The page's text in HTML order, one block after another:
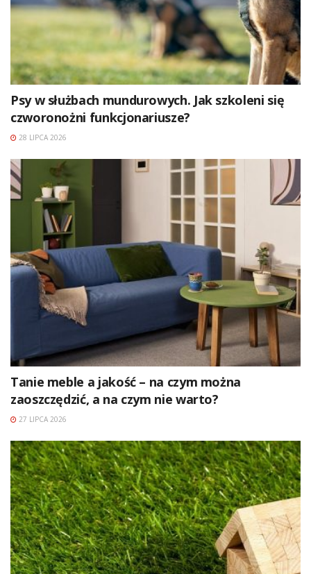
Psy w służbach mundurowych. Jak szkoleni się
czworonożni funkcjonariusze?
28 LIPCA 2026
Tanie meble a jakość – na czym można
zaoszczędzić, a na czym nie warto?
27 LIPCA 2026